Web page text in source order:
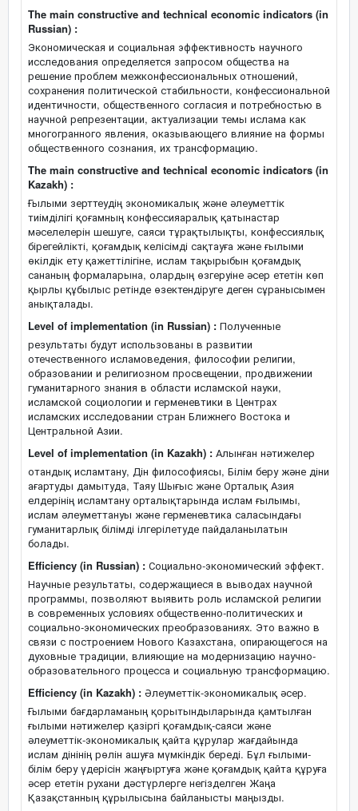
The main constructive and technical economic indicators (in
Russian) :
Экономическая и социальная эффективность научного
исследования определяется запросом общества на
решение проблем межконфессиональных отношений,
сохранения политической стабильности, конфессиональной
идентичности, общественного согласия и потребностью в
научной репрезентации, актуализации темы ислама как
многогранного явления, оказывающего влияние на формы
общественного сознания, их трансформацию.
The main constructive and technical economic indicators (in
Kazakh) :
Ғылыми зерттеудің экономикалық және әлеуметтік
тиімділігі қоғамның конфессияаралық қатынастар
мәселелерін шешуге, саяси тұрақтылықты, конфессиялық
бірегейлікті, қоғамдық келісімді сақтауға және ғылыми
өкілдік ету қажеттілігіне, ислам тақырыбын қоғамдық
сананың формаларына, олардың өзгеруіне әсер ететін көп
қырлы құбылыс ретінде өзектендіруге деген сұранысымен
анықталады.
Level of implementation (in Russian) : Полученные
результаты будут использованы в развитии
отечественного исламоведения, философии религии,
образовании и религиозном просвещении, продвижении
гуманитарного знания в области исламской науки,
исламской социологии и герменевтики в Центрах
исламских исследовании стран Ближнего Востока и
Центральной Азии.
Level of implementation (in Kazakh) : Алынған нәтижелер
отандық исламтану, Дін философиясы, Білім беру және діни
ағартуды дамытуда, Таяу Шығыс және Орталық Азия
елдерінің исламтану орталықтарында ислам ғылымы,
ислам әлеуметтануы және герменевтика саласындағы
гуманитарлық білімді ілгерілетуде пайдаланылатын
болады.
Efficiency (in Russian) : Социально-экономический эффект.
Научные результаты, содержащиеся в выводах научной
программы, позволяют выявить роль исламской религии
в современных условиях общественно-политических и
социально-экономических преобразованиях. Это важно в
связи с построением Нового Казахстана, опирающегося на
духовные традиции, влияющие на модернизацию научно-
образовательного процесса и социальную трансформацию.
Efficiency (in Kazakh) : Әлеуметтік-экономикалық әсер.
Ғылыми бағдарламаның қорытындыларында қамтылған
ғылыми нәтижелер қазіргі қоғамдық-саяси және
әлеуметтік-экономикалық қайта құрулар жағдайында
ислам дінінің рөлін ашуға мүмкіндік береді. Бұл ғылыми-
білім беру үдерісін жаңғыртуға және қоғамдық қайта құруға
әсер ететін рухани дәстүрлерге негізделген Жаңа
Қазақстанның құрылысына байланысты маңызды.